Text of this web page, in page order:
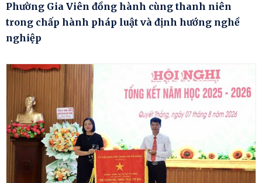
Phường Gia Viên đồng hành cùng thanh niên
trong chấp hành pháp luật và định hướng nghề
nghiệp